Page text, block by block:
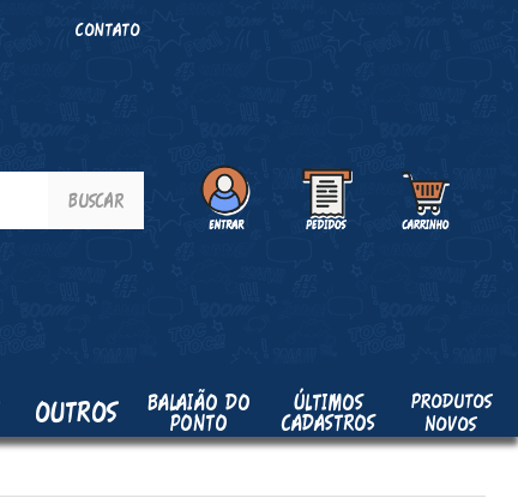
CONTATO
OUTROS BALAIÃO DO
PONTO
ÚLTIMOS
CADASTROS
PRODUTOS
NOVOS